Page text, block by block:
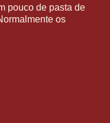
pouco de pasta de
os